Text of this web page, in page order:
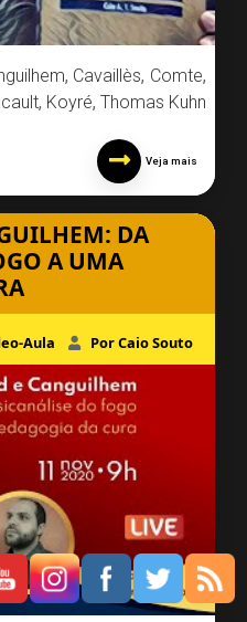
, Cavaillès, Comte,
, Koyré, Thomas Kuhn
Veja mais
DA
A UMA
Aula Por Caio Souto